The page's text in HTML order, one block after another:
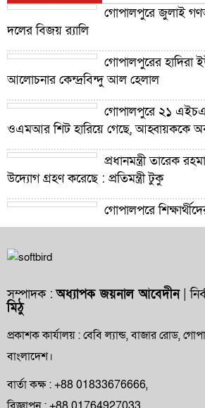
গোপালপুরে জুলাই
দলের বিজয় র‍্যালি
গোপালপুরের হাদিরা
আলোচনার কেন্দ্রবিন্দু আল হেলাল
গোপালপুরে ২১
ওএমআর শিট হারিয়ে গেছে, আহ্বায়ককে
প্রধানমন্ত্রী তারেক
উদ্যোগ গ্রহণ করেছে : প্রতিমন্ত্রী টুকু
গোপালপুরে
বিতরণ ও শ্রেষ্ঠ প্রধান শিক্ষকদের সংবর্ধনা
দুর্নীতি ও অনিয়মের
অফিসারের বিদায়
সম্পাদক :অধ্যাপক জয়নাল আবেদীন|
মিঠু
প্রকাশক কার্যালয় : বেবি ল্যান্ড, বাজার রোড,
বাংলাদেশ।
বার্তা কক্ষ : +88 01833676666,